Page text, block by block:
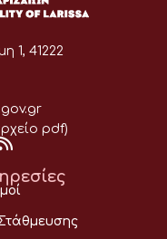
1, 41222
pdf)